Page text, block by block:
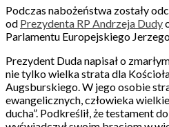
Podczas nabożeństwa zostały
od Prezydenta RP Andrzeja Dudy
Parlamentu Europejskiego
Prezydent Duda napisał o
nie tylko wielka strata dla
Augsburskiego. W jego osobie
ewangelicznych, człowieka
ducha”. Podkreślił, że testament